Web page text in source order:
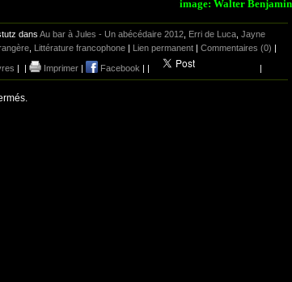
image: Walter Benjamin
dans Au bar à Jules - Un abécédaire 2012 Erri de Luca Jayne
Littérature francophone | Lien permanent | Commentaires (0) |
| | Imprimer | Facebook | | |